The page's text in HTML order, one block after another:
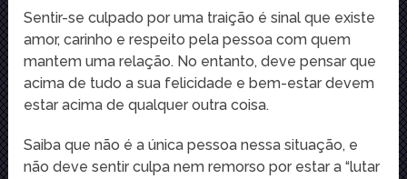
Sentir-se culpado por uma traição é sinal que existe
amor, carinho e respeito pela pessoa com quem
mantem uma relação. No entanto, deve pensar que
acima de tudo a sua felicidade e bem-estar devem
estar acima de qualquer outra coisa.
Saiba que não é a única pessoa nessa situação, e
não deve sentir culpa nem remorso por estar a “lutar